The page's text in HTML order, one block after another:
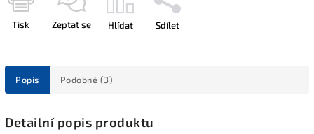
Tisk Zeptat se Hlídat Sdílet
Popis Podobné (3)
Detailní popis produktu